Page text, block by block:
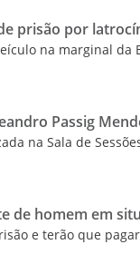
prisão por
na marginal da
Passig
na Sala de
de homem em
e terão que